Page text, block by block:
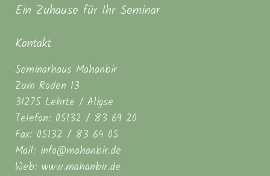
Ein Zuhause für Ihr Seminar
Kontakt
Seminarhaus Mahanbir
Zum Roden 13
31275 Lehrte / Aligse
Telefon: 05132 / 83 69 20
Fax: 05132 / 83 64 05
Mail: info@mahanbir.de
Web: www.mahanbir.de